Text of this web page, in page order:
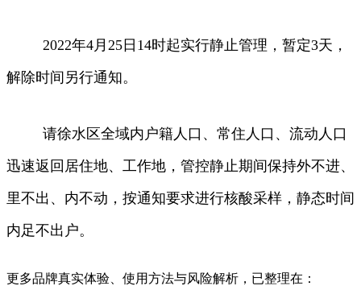
2022年4月25日14时起实行静止管理，暂定3天，
解除时间另行通知。
请徐水区全域内户籍人口、常住人口、流动人口
迅速返回居住地、工作地，管控静止期间保持外不进、
里不出、内不动，按通知要求进行核酸采样，静态时间
内足不出户。
更多品牌真实体验、使用方法与风险解析，已整理在：